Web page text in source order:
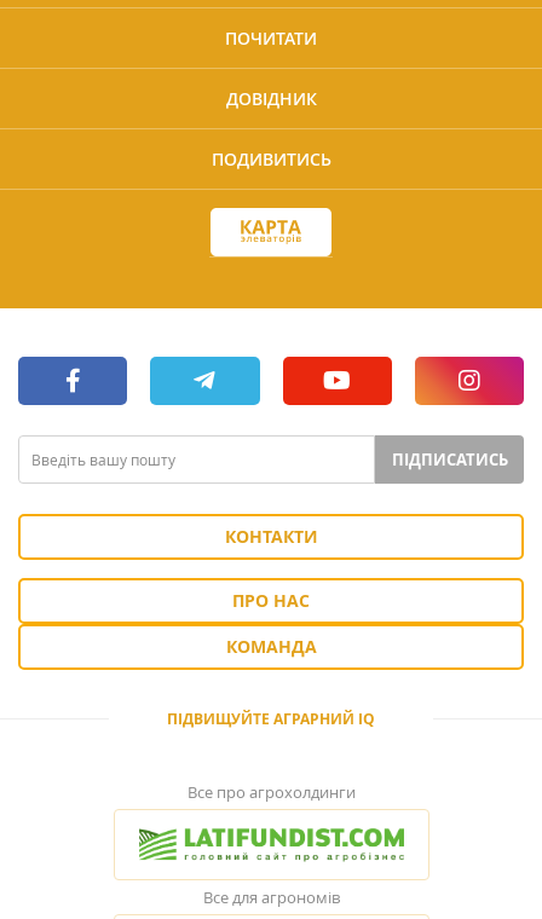
ПОЧИТАТИ
ДОВІДНИК
ПОДИВИТИСЬ
ПІДПИСАТИСЬ
КОНТАКТИ
ПРО НАС
КОМАНДА
ПІДВИЩУЙТЕ АГРАРНИЙ IQ
Все про агрохолдинги
Все для агрономів